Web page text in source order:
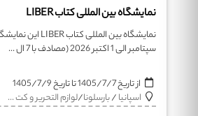
نمایشگاه بین المللی کتاب LIBER
سپتامبر الی 1 اکتبر 2026 (مصادف با 7 ال ...
از تاریخ1405/7/7تا تاریخ1405/7/9
اسپانیا/بارسلونا/لوازم التحریر و کت ...